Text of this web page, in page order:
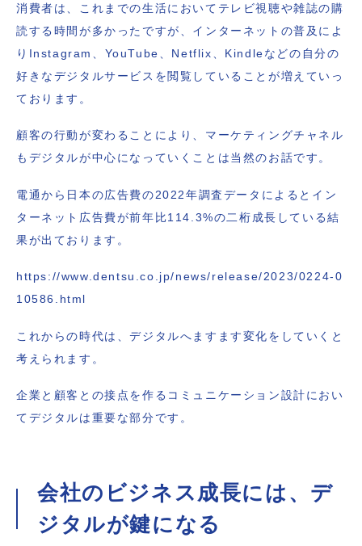
消費者は、これまでの生活においてテレビ視聴や雑誌の購
読する時間が多かったですが、インターネットの普及によ
りInstagram、YouTube、Netflix、Kindleなどの自分の
好きなデジタルサービスを閲覧していることが増えていっ
ております。
顧客の行動が変わることにより、マーケティングチャネル
もデジタルが中心になっていくことは当然のお話です。
電通から日本の広告費の2022年調査データによるとイン
ターネット広告費が前年比114.3%の二桁成長している結
果が出ております。
https://www.dentsu.co.jp/news/release/2023/0224-0
10586.html
これからの時代は、デジタルへますます変化をしていくと
考えられます。
企業と顧客との接点を作るコミュニケーション設計におい
てデジタルは重要な部分です。
会社のビジネス成長には、デ
ジタルが鍵になる